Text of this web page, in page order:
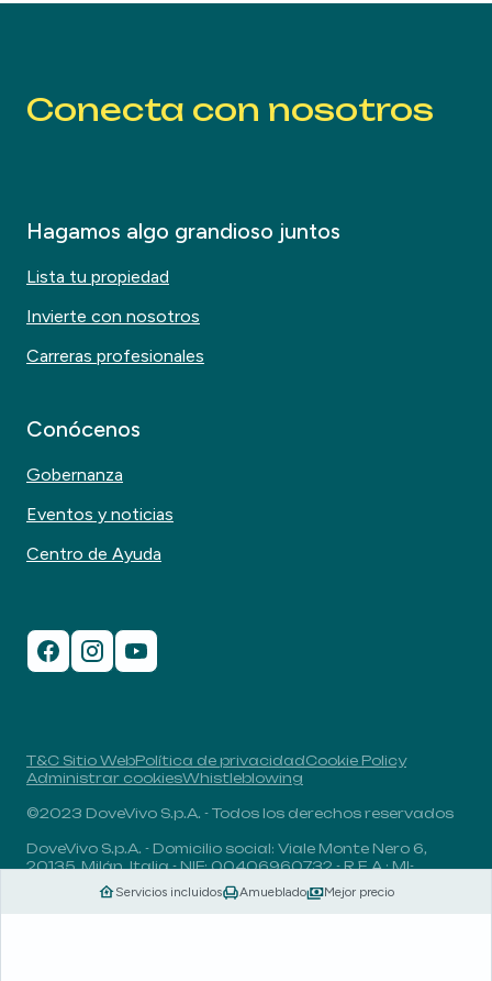
Servicios incluidos Amueblado Mejor precio
Conecta con nosotros
Hagamos algo grandioso juntos
Lista tu propiedad
Invierte con nosotros
Carreras profesionales
Conócenos
Gobernanza
Eventos y noticias
Centro de Ayuda
T&C Sitio WebPolítica de privacidadCookie Policy
Administrar cookiesWhistleblowing
©2023 DoveVivo S.p.A. - Todos los derechos reservados
DoveVivo S.p.A. - Domicilio social: Viale Monte Nero 6,
20135, Milán, Italia - NIF: 00406960732 - R.E.A.: MI-
1838078 - Capital social: 1.829.649,81 euros totalmente
desembolsado